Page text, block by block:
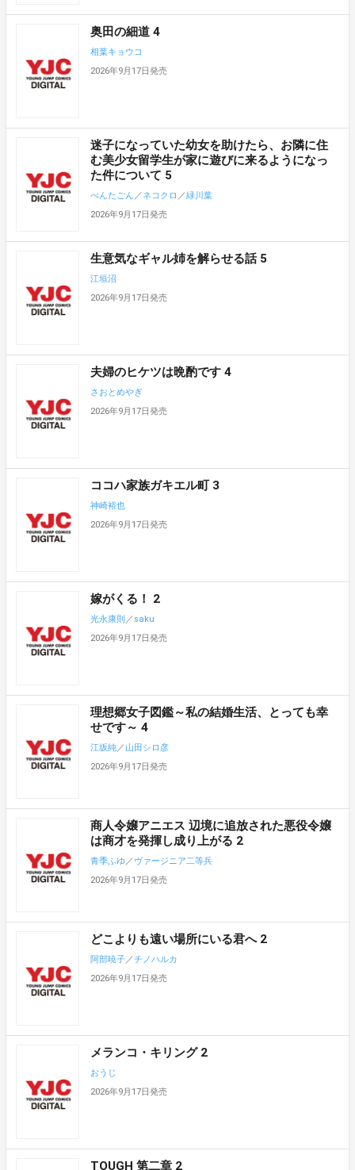
奥田の細道 4
相葉キョウコ
2026年9月17日発売
迷子になっていた幼女を助けたら、お隣に住
む美少女留学生が家に遊びに来るようになっ
た件について 5
ぺんたごん ／ ネコクロ ／緑川葉
2026年9月17日発売
生意気なギャル姉を解らせる話 5
江垣沼
2026年9月17日発売
夫婦のヒケツは晩酌です 4
さおとめやぎ
2026年9月17日発売
ココハ家族ガキエル町 3
神崎裕也
2026年9月17日発売
嫁がくる！ 2
光永康則 ／ saku
2026年9月17日発売
理想郷女子図鑑～私の結婚生活、とっても幸
せです～ 4
江坂純／ 山田シロ彦
2026年9月17日発売
商人令嬢アニエス 辺境に追放された悪役令嬢
は商才を発揮し成り上がる 2
青季ふゆ／ ヴァージニア二等兵
2026年9月17日発売
どこよりも遠い場所にいる君へ 2
阿部暁子／チノハルカ
2026年9月17日発売
メランコ・キリング 2
おうじ
2026年9月17日発売
TOUGH 第二章 2